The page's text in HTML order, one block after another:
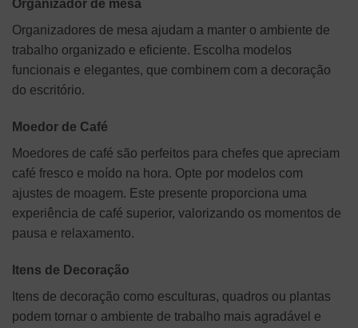
Organizador de mesa
Organizadores de mesa ajudam a manter o ambiente de
trabalho organizado e eficiente. Escolha modelos
funcionais e elegantes, que combinem com a decoração
do escritório.
Moedor de Café
Moedores de café são perfeitos para chefes que apreciam
café fresco e moído na hora. Opte por modelos com
ajustes de moagem. Este presente proporciona uma
experiência de café superior, valorizando os momentos de
pausa e relaxamento.
Itens de Decoração
Itens de decoração como esculturas, quadros ou plantas
podem tornar o ambiente de trabalho mais agradável e